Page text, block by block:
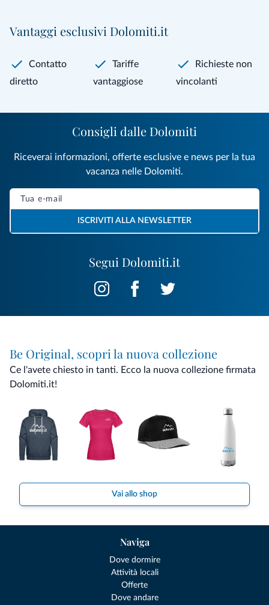
Vantaggi esclusivi Dolomiti.it
Contatto
diretto
Tariffe
vantaggiose
Richieste non
vincolanti
Segui Dolomiti.it
Consigli dalle Dolomiti
Riceverai informazioni, offerte esclusive e news per la tua
vacanza nelle Dolomiti.
ISCRIVITI ALLA NEWSLETTER
Be Original, scopri la nuova collezione
Ce l'avete chiesto in tanti. Ecco la nuova collezione firmata
Dolomiti.it!
Vai allo shop
Naviga
Dove dormire
Attività locali
Offerte
Dove andare